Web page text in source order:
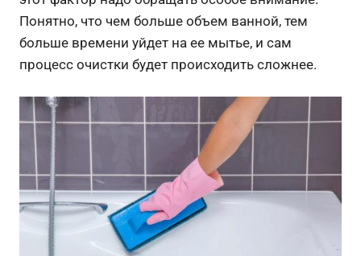
Понятно, что чем больше объем ванной, тем
больше времени уйдет на ее мытье, и сам
процесс очистки будет происходить сложнее.